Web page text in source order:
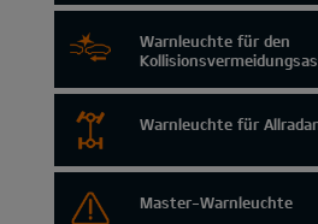
Warnleuchte für den
Warnleuchte für
Master-Warnleuchte